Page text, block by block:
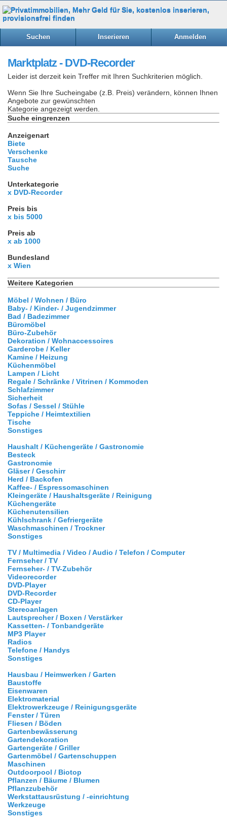
Suchen Inserieren Anmelden
Marktplatz - DVD-Recorder
Leider ist derzeit kein Treffer mit Ihren Suchkriterien möglich.
Wenn Sie Ihre Sucheingabe (z.B. Preis) verändern, können Ihnen
Angebote zur gewünschten
Kategorie angezeigt werden.
Suche eingrenzen
Anzeigenart
Biete
Verschenke
Tausche
Suche
Unterkategorie
x DVD-Recorder
Preis bis
x bis 5000
Preis ab
x ab 1000
Bundesland
x Wien
Weitere Kategorien
Möbel / Wohnen / Büro
Baby- / Kinder- / Jugendzimmer
Bad / Badezimmer
Büromöbel
Büro-Zubehör
Dekoration / Wohnaccessoires
Garderobe / Keller
Kamine / Heizung
Küchenmöbel
Lampen / Licht
Regale / Schränke / Vitrinen / Kommoden
Schlafzimmer
Sicherheit
Sofas / Sessel / Stühle
Teppiche / Heimtextilien
Tische
Sonstiges
Haushalt / Küchengeräte / Gastronomie
Besteck
Gastronomie
Gläser / Geschirr
Herd / Backofen
Kaffee- / Espressomaschinen
Kleingeräte / Haushaltsgeräte / Reinigung
Küchengeräte
Küchenutensilien
Kühlschrank / Gefriergeräte
Waschmaschinen / Trockner
Sonstiges
TV / Multimedia / Video / Audio / Telefon / Computer
Fernseher / TV
Fernseher- / TV-Zubehör
Videorecorder
DVD-Player
DVD-Recorder
CD-Player
Stereoanlagen
Lautsprecher / Boxen / Verstärker
Kassetten- / Tonbandgeräte
MP3 Player
Radios
Telefone / Handys
Sonstiges
Hausbau / Heimwerken / Garten
Baustoffe
Eisenwaren
Elektromaterial
Elektrowerkzeuge / Reinigungsgeräte
Fenster / Türen
Fliesen / Böden
Gartenbewässerung
Gartendekoration
Gartengeräte / Griller
Gartenmöbel / Gartenschuppen
Maschinen
Outdoorpool / Biotop
Pflanzen / Bäume / Blumen
Pflanzzubehör
Werkstattausrüstung / -einrichtung
Werkzeuge
Sonstiges